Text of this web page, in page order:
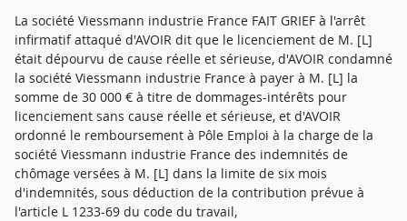
La société Viessmann industrie France FAIT GRIEF à l'arrêt
infirmatif attaqué d'AVOIR dit que le licenciement de M. [L]
était dépourvu de cause réelle et sérieuse, d'AVOIR condamné
la société Viessmann industrie France à payer à M. [L] la
somme de 30 000 € à titre de dommages-intérêts pour
licenciement sans cause réelle et sérieuse, et d'AVOIR
ordonné le remboursement à Pôle Emploi à la charge de la
société Viessmann industrie France des indemnités de
chômage versées à M. [L] dans la limite de six mois
d'indemnités, sous déduction de la contribution prévue à
l'article L 1233-69 du code du travail,